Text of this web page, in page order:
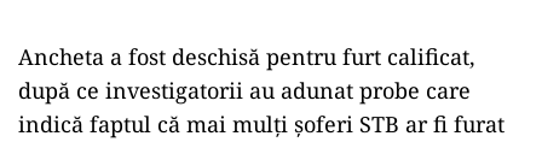
Ancheta a fost deschisă pentru furt calificat,
după ce investigatorii au adunat probe care
indică faptul că mai mulți șoferi STB ar fi furat